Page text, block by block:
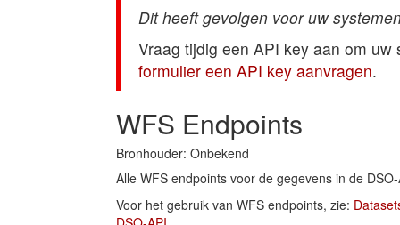
Dit heeft gevolgen voor uw
Vraag tijdig een API key aan om
formulier een API key aanvragen.
WFS Endpoints
Bronhouder: Onbekend
Alle WFS endpoints voor de gegevens in de
Voor het gebruik van WFS endpoints, zie: